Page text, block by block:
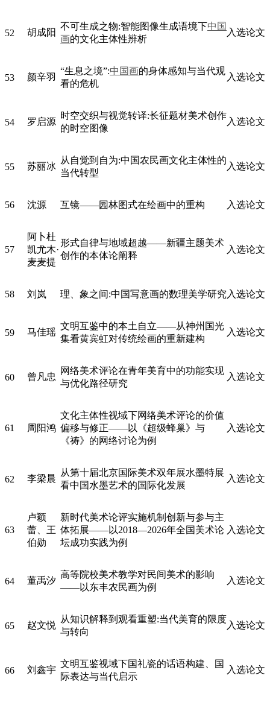
52 胡成阳
不可生成之物:智能图像生成语境下中国
画的文化主体性辨析
入选论文
53 颜辛羽
“生息之境”:中国画的身体感知与当代观
看的危机
入选论文
54 罗启源
时空交织与视觉转译:长征题材美术创作
的时空图像
入选论文
55 苏丽冰
从自觉到自为:中国农民画文化主体性的
当代转型
入选论文
56 沈源 互镜——园林图式在绘画中的重构 入选论文
57
阿卜杜
凯尤木·
麦麦提
形式自律与地域超越——新疆主题美术
创作的本体论阐释
入选论文
58 刘岚 理、象之间:中国写意画的数理美学研究 入选论文
59 马佳瑶
文明互鉴中的本土自立——从神州国光
集看黄宾虹对传统绘画的重新建构
入选论文
60 曾凡忠
网络美术评论在青年美育中的功能实现
与优化路径研究
入选论文
61 周阳鸿
文化主体性视域下网络美术评论的价值
偏移与修正——以《超级蜂巢》与
《祷》的网络讨论为例
入选论文
62 李梁晨
从第十届北京国际美术双年展水墨特展
看中国水墨艺术的国际化发展
入选论文
63
卢颖
蕾、王
伯勋
新时代美术论评实施机制创新与参与主
体拓展——以2018—2026年全国美术论
坛成功实践为例
入选论文
64 董禹汐
高等院校美术教学对民间美术的影响
——以东丰农民画为例
入选论文
65 赵文悦
从知识解释到观看重塑:当代美育的限度
与转向
入选论文
66 刘鑫宇
文明互鉴视域下国礼瓷的话语构建、国
际表达与当代启示
入选论文